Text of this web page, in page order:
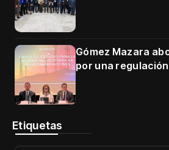
Gómez Mazara
por una
Etiquetas